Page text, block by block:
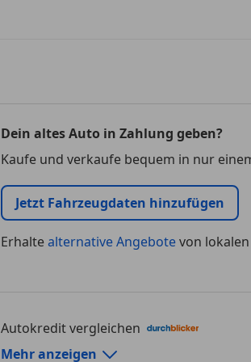
Dein altes Auto in Zahlung geben?
Kaufe und verkaufe bequem in nur
Jetzt Fahrzeugdaten hinzufügen
Erhaltealternative Angebotevon
Autokredit vergleichen
Autokredit-Rechner von durchblicker.at
Mehr anzeigen